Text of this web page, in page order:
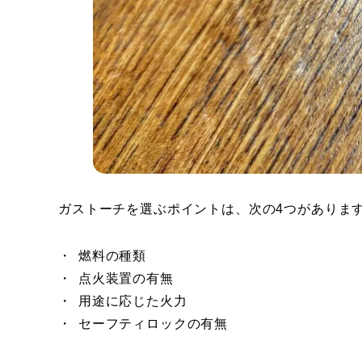
ガストーチを選ぶポイントは、次の4つがありま
燃料の種類
点火装置の有無
用途に応じた火力
セーフティロックの有無